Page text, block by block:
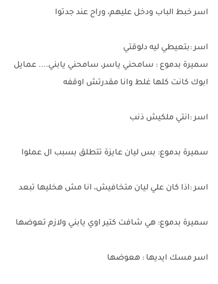
اسر خبط الباب ودخل عليهم، وراح عند جدتوا
اسر :بتعيطي ليه دلوقتي
سميرة بدموع : سامحني ياسر، سامحني يابني.... عمايل
ابوك كانت كلها غلط وانا مقدرتش اوقفه
اسر :انتي ملكيش ذنب
سميرة بدموع: بس ليان عايزة تتطلق بسبب ال عملوا
اسر :اذا كان علي ليان متخافيش، انا مش هخليها تبعد
سميرة بدموع: هي شافت كتير اوي يابني ولازم تعوضها
اسر مسك ايديها : هعوضها